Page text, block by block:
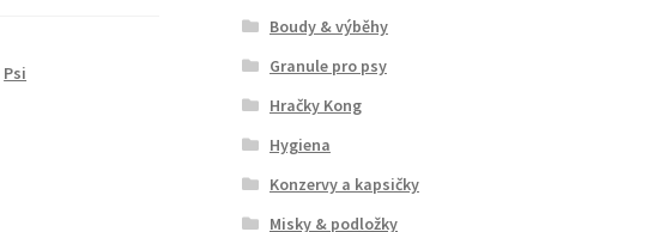
Psi
Boudy & výběhy
Granule pro psy
Hračky Kong
Hygiena
Konzervy a kapsičky
Misky & podložky